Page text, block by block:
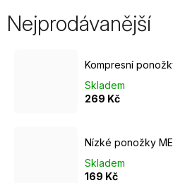
Nejprodávanější
Kompresní
Skladem
269 Kč
Nízké ponožky
Skladem
169 Kč